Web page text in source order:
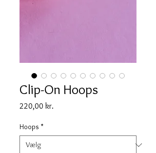
Clip-On Hoops
220,00 kr.
Hoops *